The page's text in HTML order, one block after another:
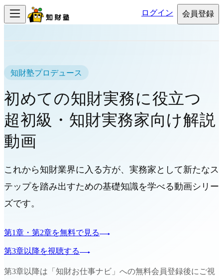
ログイン 会員登録
知財塾プロデュース
初めての知財実務に役立つ
超初級・知財実務家向け解説
動画
これから知財業界に入る方が、実務家として新たなス
テップを踏み出すための基礎知識を学べる動画シリー
ズです。
第1章・第2章を無料で見る
第3章以降を視聴する
第3章以降は「知財お仕事ナビ」への無料会員登録後にご視